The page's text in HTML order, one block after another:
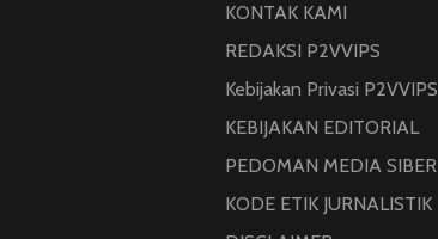
KONTAK KAMI
REDAKSI P2VVIPS
Kebijakan Privasi P2VVIPS
KEBIJAKAN EDITORIAL
PEDOMAN MEDIA SIBER
KODE ETIK JURNALISTIK